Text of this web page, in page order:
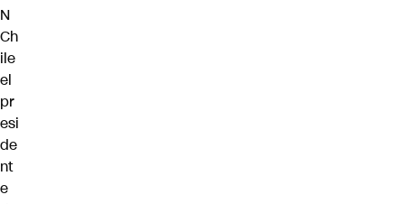
N
Ch
ile
el
pr
esi
de
nt
e